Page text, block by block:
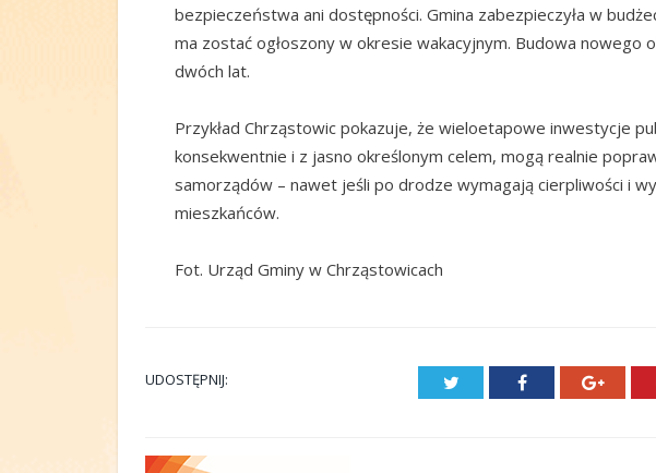
bezpieczeństwa ani dostępności. Gmina zabezpieczyła w
ma zostać ogłoszony w okresie wakacyjnym. Budowa nowego
dwóch lat.
Przykład Chrząstowic pokazuje, że wieloetapowe inwestycje
konsekwentnie i z jasno określonym celem, mogą realnie
samorządów – nawet jeśli po drodze wymagają cierpliwości i
mieszkańców.
Fot. Urząd Gminy w Chrząstowicach
UDOSTĘPNIJ: Twitter Facebook